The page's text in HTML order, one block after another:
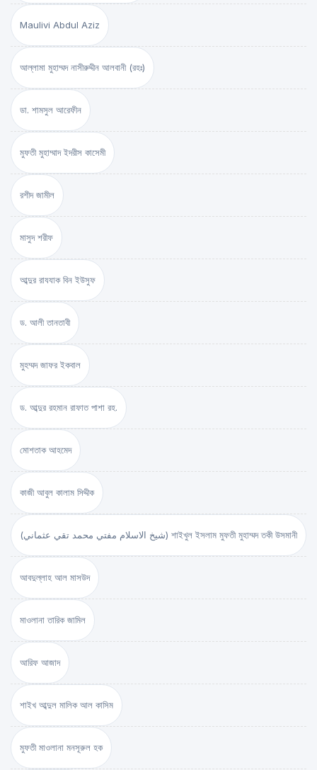
Maulivi Abdul Aziz
আল্লামা মুহাম্মদ নাসীরুদ্দীন আলবানী (রহঃ)
ডা. শামসুল আরেফীন
মুফতী মুহাম্মাদ ইদরীস কাসেমী
রশীদ জামীল
মাসুদ শরীফ
আব্দুর রাযযাক বিন ইউসুফ
ড. আলী তানতাবী
মুহম্মদ জাফর ইকবাল
ড. আব্দুর রহমান রাফাত পাশা রহ.
মোশতাক আহমেদ
কাজী আবুল কালাম সিদ্দীক
(شيخ الاسلام مفتي محمد تقي عثماني) শাইখুল ইসলাম মুফতী মুহাম্মদ তকী উসমানী
আবদুল্লাহ আল মাসউদ
মাওলানা তারিক জামিল
আরিফ আজাদ
শাইখ আব্দুল মালিক আল কাসিম
মুফতী মাওলানা মনসূরুল হক